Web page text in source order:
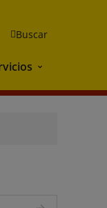
Buscar
Servicios